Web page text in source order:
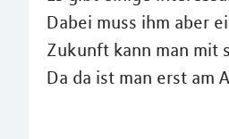
Dabei muss ihm aber
Zukunft kann man mit
Da da ist man erst am